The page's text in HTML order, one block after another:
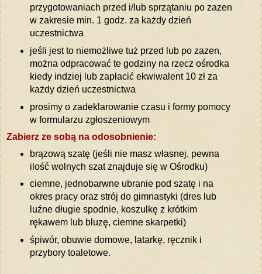
przygotowaniach przed i/lub sprzątaniu po zazen
w zakresie min. 1 godz. za każdy dzień
uczestnictwa
jeśli jest to niemożliwe tuż przed lub po zazen,
można odpracować te godziny na rzecz ośrodka
kiedy indziej lub zapłacić ekwiwalent 10 zł za
każdy dzień uczestnictwa
prosimy o zadeklarowanie czasu i formy pomocy
w formularzu zgłoszeniowym
Zabierz ze sobą na odosobnienie:
brązową szatę (jeśli nie masz własnej, pewna
ilość wolnych szat znajduje się w Ośrodku)
ciemne, jednobarwne ubranie pod szatę i na
okres pracy oraz strój do gimnastyki (dres lub
luźne długie spodnie, koszulkę z krótkim
rękawem lub bluzę, ciemne skarpetki)
śpiwór, obuwie domowe, latarkę, ręcznik i
przybory toaletowe.